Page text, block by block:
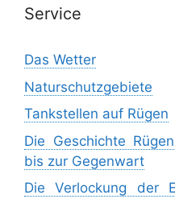
Service
Das Wetter
Naturschutzgebiete
Tankstellen auf Rügen
Die Geschichte
bis zur Gegenwart
Die Verlockung der